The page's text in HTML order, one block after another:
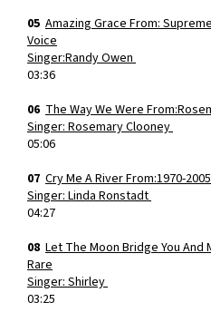
05 Amazing Grace From:
Voice
Singer:Randy Owen
03:36
06 The Way We Were
Singer: Rosemary Clooney
05:06
07 Cry Me A River From:1970-
Singer: Linda Ronstadt
04:27
08 Let The Moon Bridge You And
Rare
Singer: Shirley
03:25